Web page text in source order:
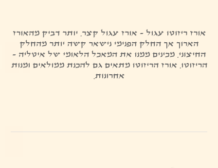
אורז ריזוטו עגול - אורז עגול קצר. יותר דביק מהאורז
הארוך אך החלק הפנימי נישאר קשה יותר מהחלק
החיצוני. מכינים ממנו את המאכל הלאומי של איטליה -
הריזוטו. אורז הריזוטו מתאים גם להכנת ממולאים ומנות
אחרונות.